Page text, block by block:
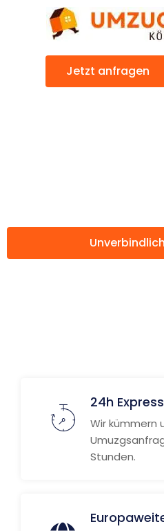
Jetzt anfragen
24h
Wir kümmern
Stunden.